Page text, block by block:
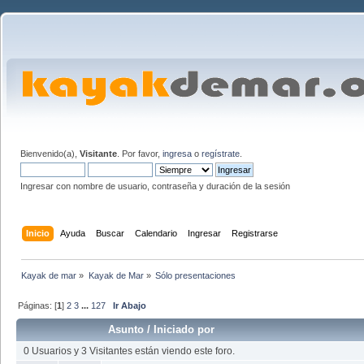
Bienvenido(a), Visitante . Por favor, ingresa o regístrate
Ingresar con nombre de usuario, contraseña y duración de la sesión
Inicio Ayuda Buscar Calendario Ingresar Registrarse
Kayak de mar » Kayak de Mar» Sólo presentaciones
Páginas: [1]2 3 ... 127 Ir Abajo
Asunto /Iniciado por
0 Usuarios y 3 Visitantes están viendo este foro.